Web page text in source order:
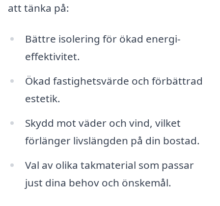
att tänka på:
Bättre isolering för ökad energi-
effektivitet.
Ökad fastighetsvärde och förbättrad
estetik.
Skydd mot väder och vind, vilket
förlänger livslängden på din bostad.
Val av olika takmaterial som passar
just dina behov och önskemål.